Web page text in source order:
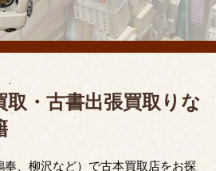
取・古書出張買取りな
、柳沢など）で古本買取店をお探